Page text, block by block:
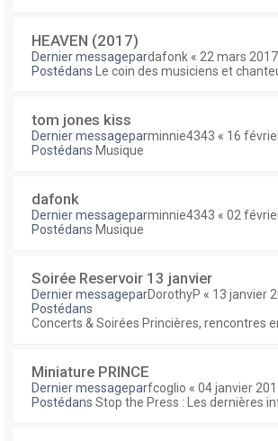
HEAVEN (2017)
Dernier messagepardafonk « 22 mars
Postédans
Le coin des musiciens et
tom jones kiss
Dernier messageparminnie4343 « 16
Postédans Musique
dafonk
Dernier messageparminnie4343 « 02
Postédans Musique
Soirée Reservoir 13 janvier
Dernier messageparDorothyP « 13 janvier
Postédans
Concerts & Soirées Princières, rencontres
Miniature PRINCE
Dernier messageparfcoglio « 04 janvier
Postédans Stop the Press : Les dernières